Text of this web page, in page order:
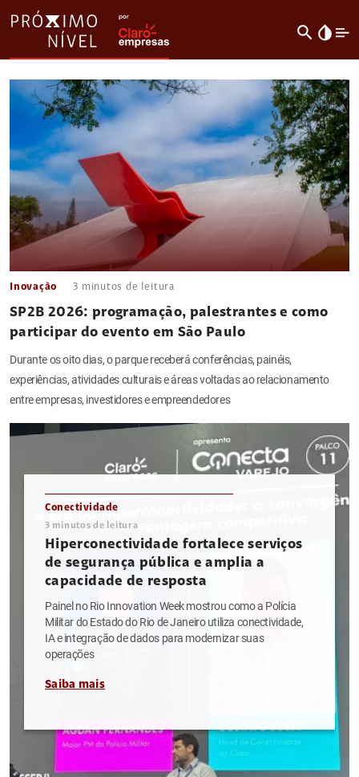
search invert_colors
Inovação 3 minutos de leitura
SP2B 2026: programação, palestrantes e como
participar do evento em São Paulo
Durante os oito dias, o parque receberá conferências, painéis,
experiências, atividades culturais e áreas voltadas ao relacionamento
entre empresas, investidores e empreendedores
Conectividade
3 minutos de leitura
Hiperconectividade fortalece serviços
de segurança pública e amplia a
capacidade de resposta
Painel no Rio Innovation Week mostrou como a Polícia
Militar do Estado do Rio de Janeiro utiliza conectividade,
IA e integração de dados para modernizar suas
operações
Saiba mais